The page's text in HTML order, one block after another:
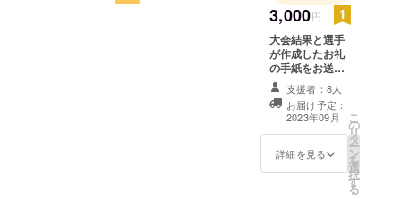
3,000円
大会結果と選手
が作成したお礼
の手紙をお送り
させて頂きま
す。支援者：8人
お届け予定：
2023年09月
詳細を見る
こ
の
リ
タ
ー
ン
を
選
択
す
る